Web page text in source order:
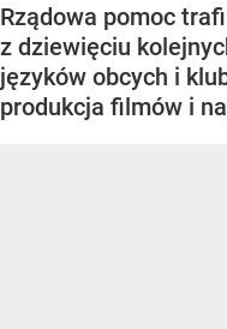
Rządowa pomoc
z dziewięciu
języków obcych i
produkcja filmów i